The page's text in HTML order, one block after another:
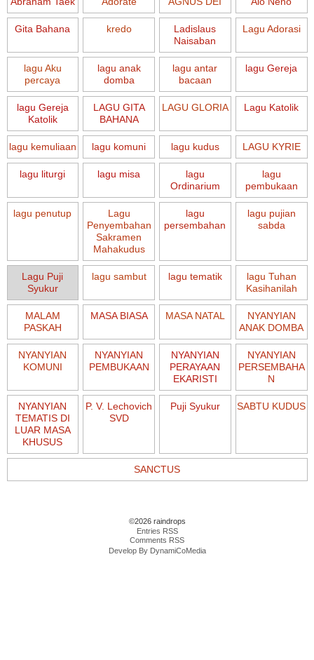
Gita Bahana kredo
Ladislaus
Naisaban
Lagu Adorasi
lagu Aku
percaya
lagu anak
domba
lagu antar
bacaan
lagu Gereja
lagu Gereja
Katolik
LAGU GITA
BAHANA
LAGU GLORIA Lagu Katolik
lagu kemuliaan lagu komuni lagu kudus LAGU KYRIE
lagu liturgi lagu misa
lagu
Ordinarium
lagu
pembukaan
lagu penutup
Lagu
Penyembahan
Sakramen
Mahakudus
lagu
persembahan
lagu pujian
sabda
Lagu Puji
Syukur
lagu sambut lagu tematik
lagu Tuhan
Kasihanilah
MALAM
PASKAH
MASA BIASA MASA NATAL
NYANYIAN
ANAK DOMBA
NYANYIAN
KOMUNI
NYANYIAN
PEMBUKAAN
NYANYIAN
PERAYAAN
EKARISTI
NYANYIAN
PERSEMBAHA
N
NYANYIAN
TEMATIS DI
LUAR MASA
KHUSUS
P. V. Lechovich
SVD
Puji Syukur SABTU KUDUS
SANCTUS
©2026 raindrops
Entries RSS
Comments RSS
Develop By DynamiCoMedia